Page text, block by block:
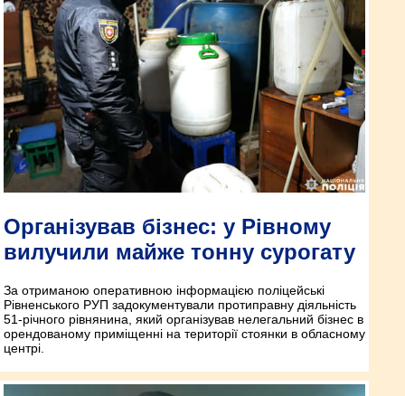
Організував бізнес: у Рівному
вилучили майже тонну сурогату
За отриманою оперативною інформацією поліцейські
Рівненського РУП задокументували протиправну діяльність
51-річного рівнянина, який організував нелегальний бізнес в
орендованому приміщенні на території стоянки в обласному
центрі.